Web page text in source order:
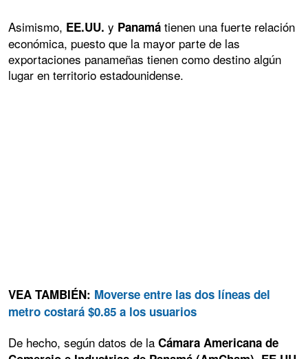
Asimismo, EE.UU. y Panamá tienen una fuerte relación
económica, puesto que la mayor parte de las
exportaciones panameñas tienen como destino algún
lugar en territorio estadounidense.
VEA TAMBIÉN: Moverse entre las dos líneas del
metro costará $0.85 a los usuarios
De hecho, según datos de la Cámara Americana de